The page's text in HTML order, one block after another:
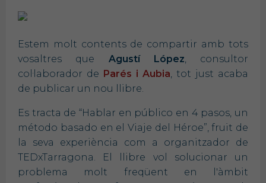
Estem molt contents de compartir amb tots
vosaltres que Agustí López, consultor
col·laborador de Parés i Aubia, tot just acaba
de publicar un nou llibre.
Es tracta de “Hablar en público en 4 pasos, un
método basado en el Viaje del Héroe”, fruit de
la seva experiència com a organitzador de
TEDxTarragona. El llibre vol solucionar un
problema molt freqüent en l'àmbit